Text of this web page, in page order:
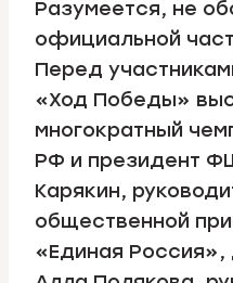
Разумеется, не
официальной
Перед
«Ход Победы»
многократный
РФ и президент
Карякин,
общественной
«Единая